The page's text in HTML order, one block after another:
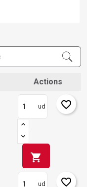
Actions
ud
shopping_cart
favorite_border
ud favorite_border